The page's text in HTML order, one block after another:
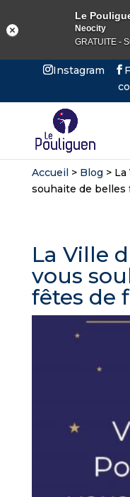
Instagram
Accueil> Blog > La
souhaite de belles
La Ville
vous
fêtes de
Le
Neocity
GRATUITE -